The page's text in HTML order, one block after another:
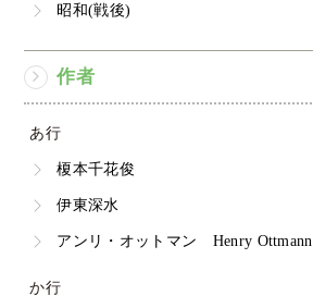
昭和(戦後)
作者
あ行
榎本千花俊
伊東深水
アンリ・オットマン Henry Ottmann
か行